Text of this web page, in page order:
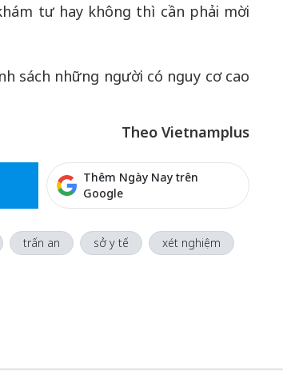
tư hay không thì cần phải mời
sách những người có nguy cơ cao
Theo Vietnamplus
Thêm Ngày Nay trên
Google
trấn an sở y tế
xét nghiệm